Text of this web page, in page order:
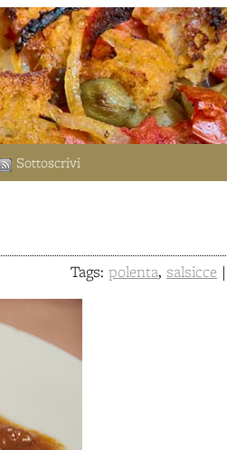
Sottoscrivi
Tags:polenta, salsicce |